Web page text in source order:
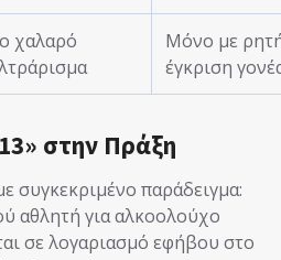
χαλαρό
Μόνο με
έγκριση
στην Πράξη
συγκεκριμένο παράδειγμα:
αθλητή για αλκοολούχο
σε λογαριασμό εφήβου στο